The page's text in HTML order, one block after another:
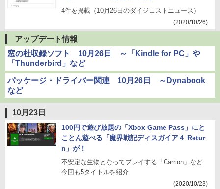
4件を掲載（10月26日のダイジェストニュース）
(2020/10/26)
アップデート情報
窓の杜収録ソフト 10月26日 ～「Kindle for PC」や
「Thunderbird」など
パッケージ・ドライバー関連 10月26日 ～Dynabook
など
10月23日
100円で遊び放題の「Xbox Game Pass」にと
ことん遊べる「魔界戦記ディスガイア４ Retur
n」が！
不安定な生物となってプレイする「Carrion」など
今回も5タイトルを紹介
(2020/10/23)